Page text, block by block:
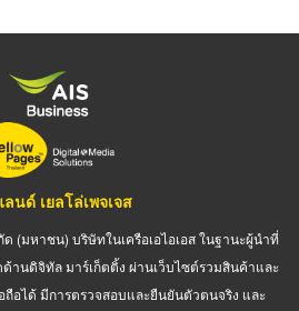
นด์ เยลโล่เพจเจส
(มหาชน) บริษัทในเครือเอไอเอส ในฐานะผู้นำที่
นดิจิทัล มาร์เก็ตติ้ง ผ่านเว็บไซต์รวมสินค้าและ
ถือได้ มีการตรวจสอบและยืนยันตัวตนจริง และ